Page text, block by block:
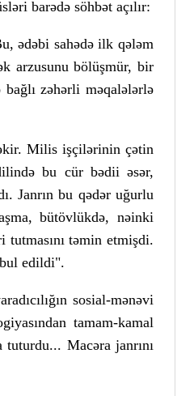
barədə söhbət açılır:
ədəbi sahədə ilk qələm
arzusunu bölüşmür, bir
zəhərli məqalələrlə
Milis işçilərinin çətin
bu cür bədii əsər,
Janrın bu qədər uğurlu
bütövlükdə, nəinki
tutmasını təmin etmişdi.
edildi".
sosial-mənəvi
tamam-kamal
Macəra janrını